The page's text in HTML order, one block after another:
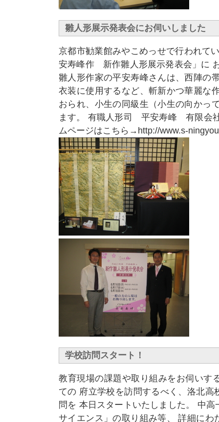
雛人形展示発表会にお伺いしました
京都市勧業館みやこめっせで行われて
安寿峰作 新作雛人形展示発表会」に
雛人形作家の平安寿峰さんは、西陣の
衣装に使用するなど、斬新かつ華麗な
おられ、小生の同級生（小生の向かっ
ます。 有職人形司 平安寿峰 有限会
ムページはこちら→http://www.s-
学校訪問スタート！
教育現場の課題や取り組みをお伺いす
ての 府立学校を訪問するべく、洛北高
問を 本日スタートいたしました。 中
サイエンス」の取り組み等、 詳細にわ